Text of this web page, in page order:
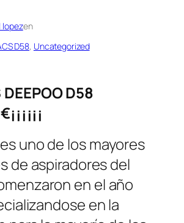
lopezen
D58, Uncategorized
D58
es uno de los mayores
de aspiradores del
en el año
en la